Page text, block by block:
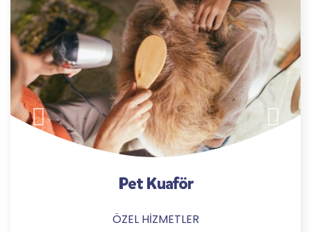
Mikroçip Kimlik
ÖZEL HİZMETLER